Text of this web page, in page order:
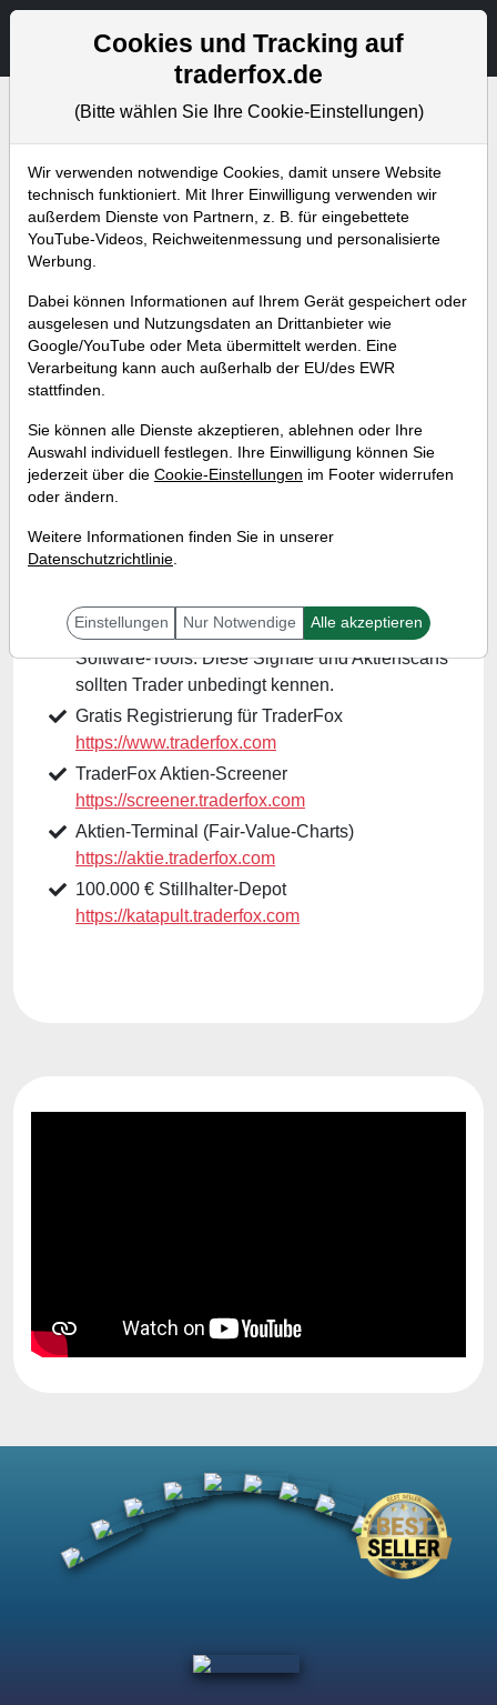
Aktien- und Artikelsuche
Bevorstehende Webinare Alle Aufzeichnungen
Top-10-Signale in der TraderFox
Börsensoftware
Referent:
Simon Betschinger
18:30 Uhr
Hier sind die Links zu den verwendeten
Software-Tools. Diese Signale und Aktienscans
sollten Trader unbedingt kennen.
Gratis Registrierung für TraderFox
https://www.traderfox.com
TraderFox Aktien-Screener
https://screener.traderfox.com
Aktien-Terminal (Fair-Value-Charts)
https://aktie.traderfox.com
100.000 € Stillhalter-Depot
https://katapult.traderfox.com
Cookies und Tracking auf
traderfox.de
(Bitte wählen Sie Ihre Cookie-Einstellungen)
Wir verwenden notwendige Cookies, damit unsere Website
technisch funktioniert. Mit Ihrer Einwilligung verwenden wir
außerdem Dienste von Partnern, z. B. für eingebettete
YouTube-Videos, Reichweitenmessung und personalisierte
Werbung.
Dabei können Informationen auf Ihrem Gerät gespeichert oder
ausgelesen und Nutzungsdaten an Drittanbieter wie
Google/YouTube oder Meta übermittelt werden. Eine
Verarbeitung kann auch außerhalb der EU/des EWR
stattfinden.
Sie können alle Dienste akzeptieren, ablehnen oder Ihre
Auswahl individuell festlegen. Ihre Einwilligung können Sie
jederzeit über die Cookie-Einstellungen im Footer widerrufen
oder ändern.
Weitere Informationen finden Sie in unserer
Datenschutzrichtlinie.
Einstellungen Nur Notwendige Alle akzeptieren